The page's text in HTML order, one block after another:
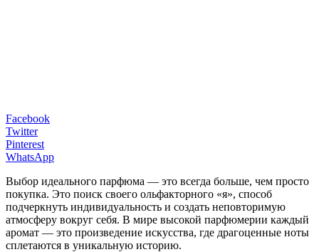
Facebook
Twitter
Pinterest
WhatsApp
Выбор идеального парфюма — это всегда больше, чем просто
покупка. Это поиск своего ольфакторного «я», способ
подчеркнуть индивидуальность и создать неповторимую
атмосферу вокруг себя. В мире высокой парфюмерии каждый
аромат — это произведение искусства, где драгоценные ноты
сплетаются в уникальную историю.